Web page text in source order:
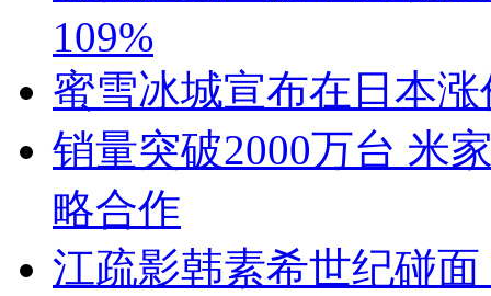
109%
蜜雪冰城宣布在日本
销量突破2000万台 米
略合作
江疏影韩素希世纪碰